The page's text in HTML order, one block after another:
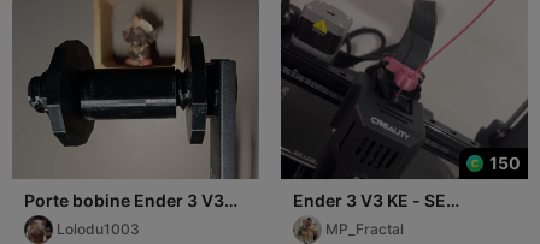
Porte bobine Ender 3 V3
KE/SELolodu1003
150
Ender 3 V3 KE - SE
Filament Guide - Guia de
Filamento Ender3
MP_Fractal